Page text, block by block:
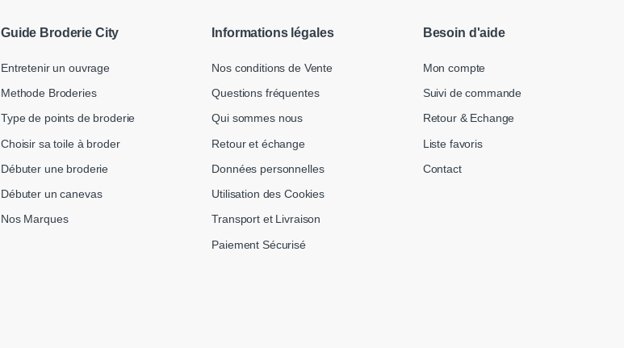
Guide Broderie City
Entretenir un ouvrage
Methode Broderies
Type de points de broderie
Choisir sa toile à broder
Débuter une broderie
Débuter un canevas
Nos Marques
Informations légales
Nos conditions de Vente
Questions fréquentes
Qui sommes nous
Retour et échange
Données personnelles
Utilisation des Cookies
Transport et Livraison
Paiement Sécurisé
Besoin d'aide
Mon compte
Suivi de commande
Retour & Echange
Liste favoris
Contact